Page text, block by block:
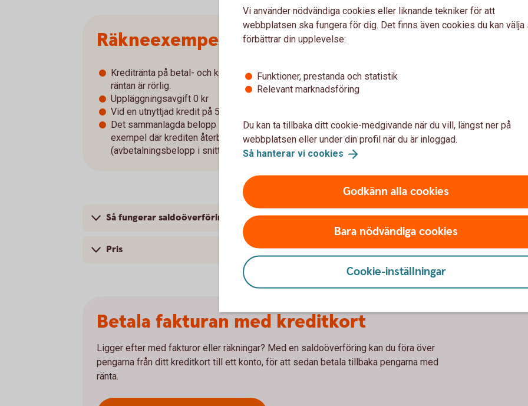
Räkneexempel Saldoöverföring
Kreditränta på betal- och kreditkort Mastercard för närvarande 13,55 % (2025-10-01),
räntan är rörlig.
Uppläggningsavgift 0 kr
Vid en utnyttjad kredit på 5 000 kr är den effektiva räntan för närvarande 14,42 %.
Det sammanlagda belopp som ska betalas är 5 141 kr. Beloppet är uträknat utifrån ett
exempel där krediten återbetalas med rak amortering under 4 månader
(avbetalningsbelopp i snitt 1 285 kr).
Så fungerar saldoöverföring
Pris
Betala fakturan med kreditkort
Ligger efter med fakturor eller räkningar? Med en saldoöverföring kan du föra över
pengarna från ditt kreditkort till ett konto, för att sedan betala tillbaka pengarna med
ränta.
Vi använder nödvändiga cookies eller liknande tekniker för att
webbplatsen ska fungera för dig. Det finns även cookies du kan välja
förbättrar din upplevelse:
Funktioner, prestanda och statistik
Relevant marknadsföring
Du kan ta tillbaka ditt cookie-medgivande när du vill, längst ner på
webbplatsen eller under din profil när du är inloggad.
Så hanterar vi cookies
Godkänn alla cookies
Bara nödvändiga cookies
Cookie-inställningar